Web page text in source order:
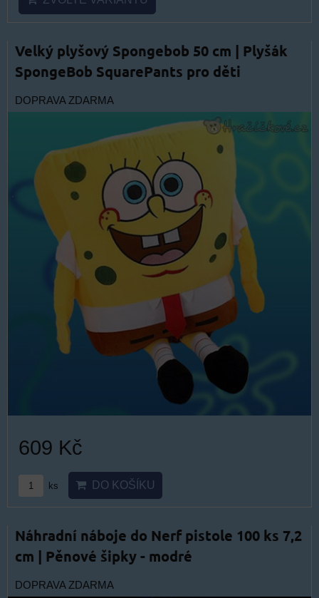
Velký plyšový Spongebob 50 cm | Plyšák
SpongeBob SquarePants pro děti
DOPRAVA ZDARMA
609 Kč
ks DO KOŠÍKU
Náhradní náboje do Nerf pistole 100 ks 7,2
cm | Pěnové šipky - modré
DOPRAVA ZDARMA